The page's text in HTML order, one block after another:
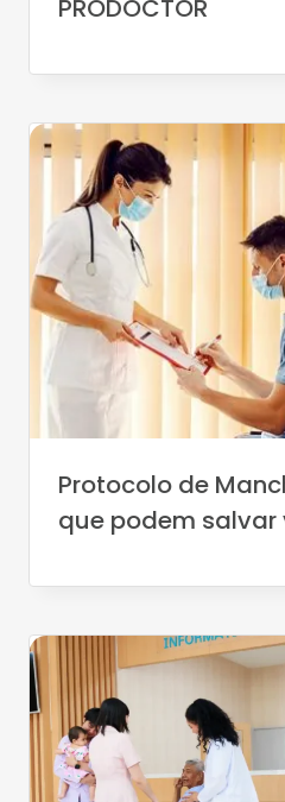
PRODOCTOR
Protocolo de
que podem salvar